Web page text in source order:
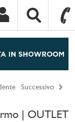
Successivo
| OUTLET